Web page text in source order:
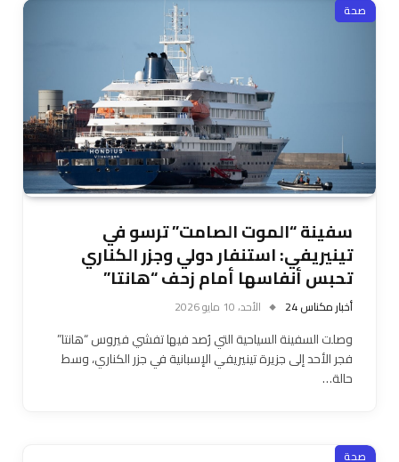
صحة
سفينة “الموت الصامت” ترسو في
تينيريفي: استنفار دولي وجزر الكناري
تحبس أنفاسها أمام زحف “هانتا”
أخبار مكناس 24 الأحد، 10 مايو 2026
وصلت السفينة السياحية التي رُصد فيها تفشي فيروس “هانتا”
فجر الأحد إلى جزيرة تينيريفي الإسبانية في جزر الكناري، وسط
حالة…
صحة